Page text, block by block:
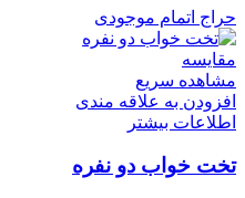
حراج اتمام موجودی
مقایسه
مشاهده سریع
افزودن به علاقه مندی
اطلاعات بیشتر
تخت خواب دو نفره